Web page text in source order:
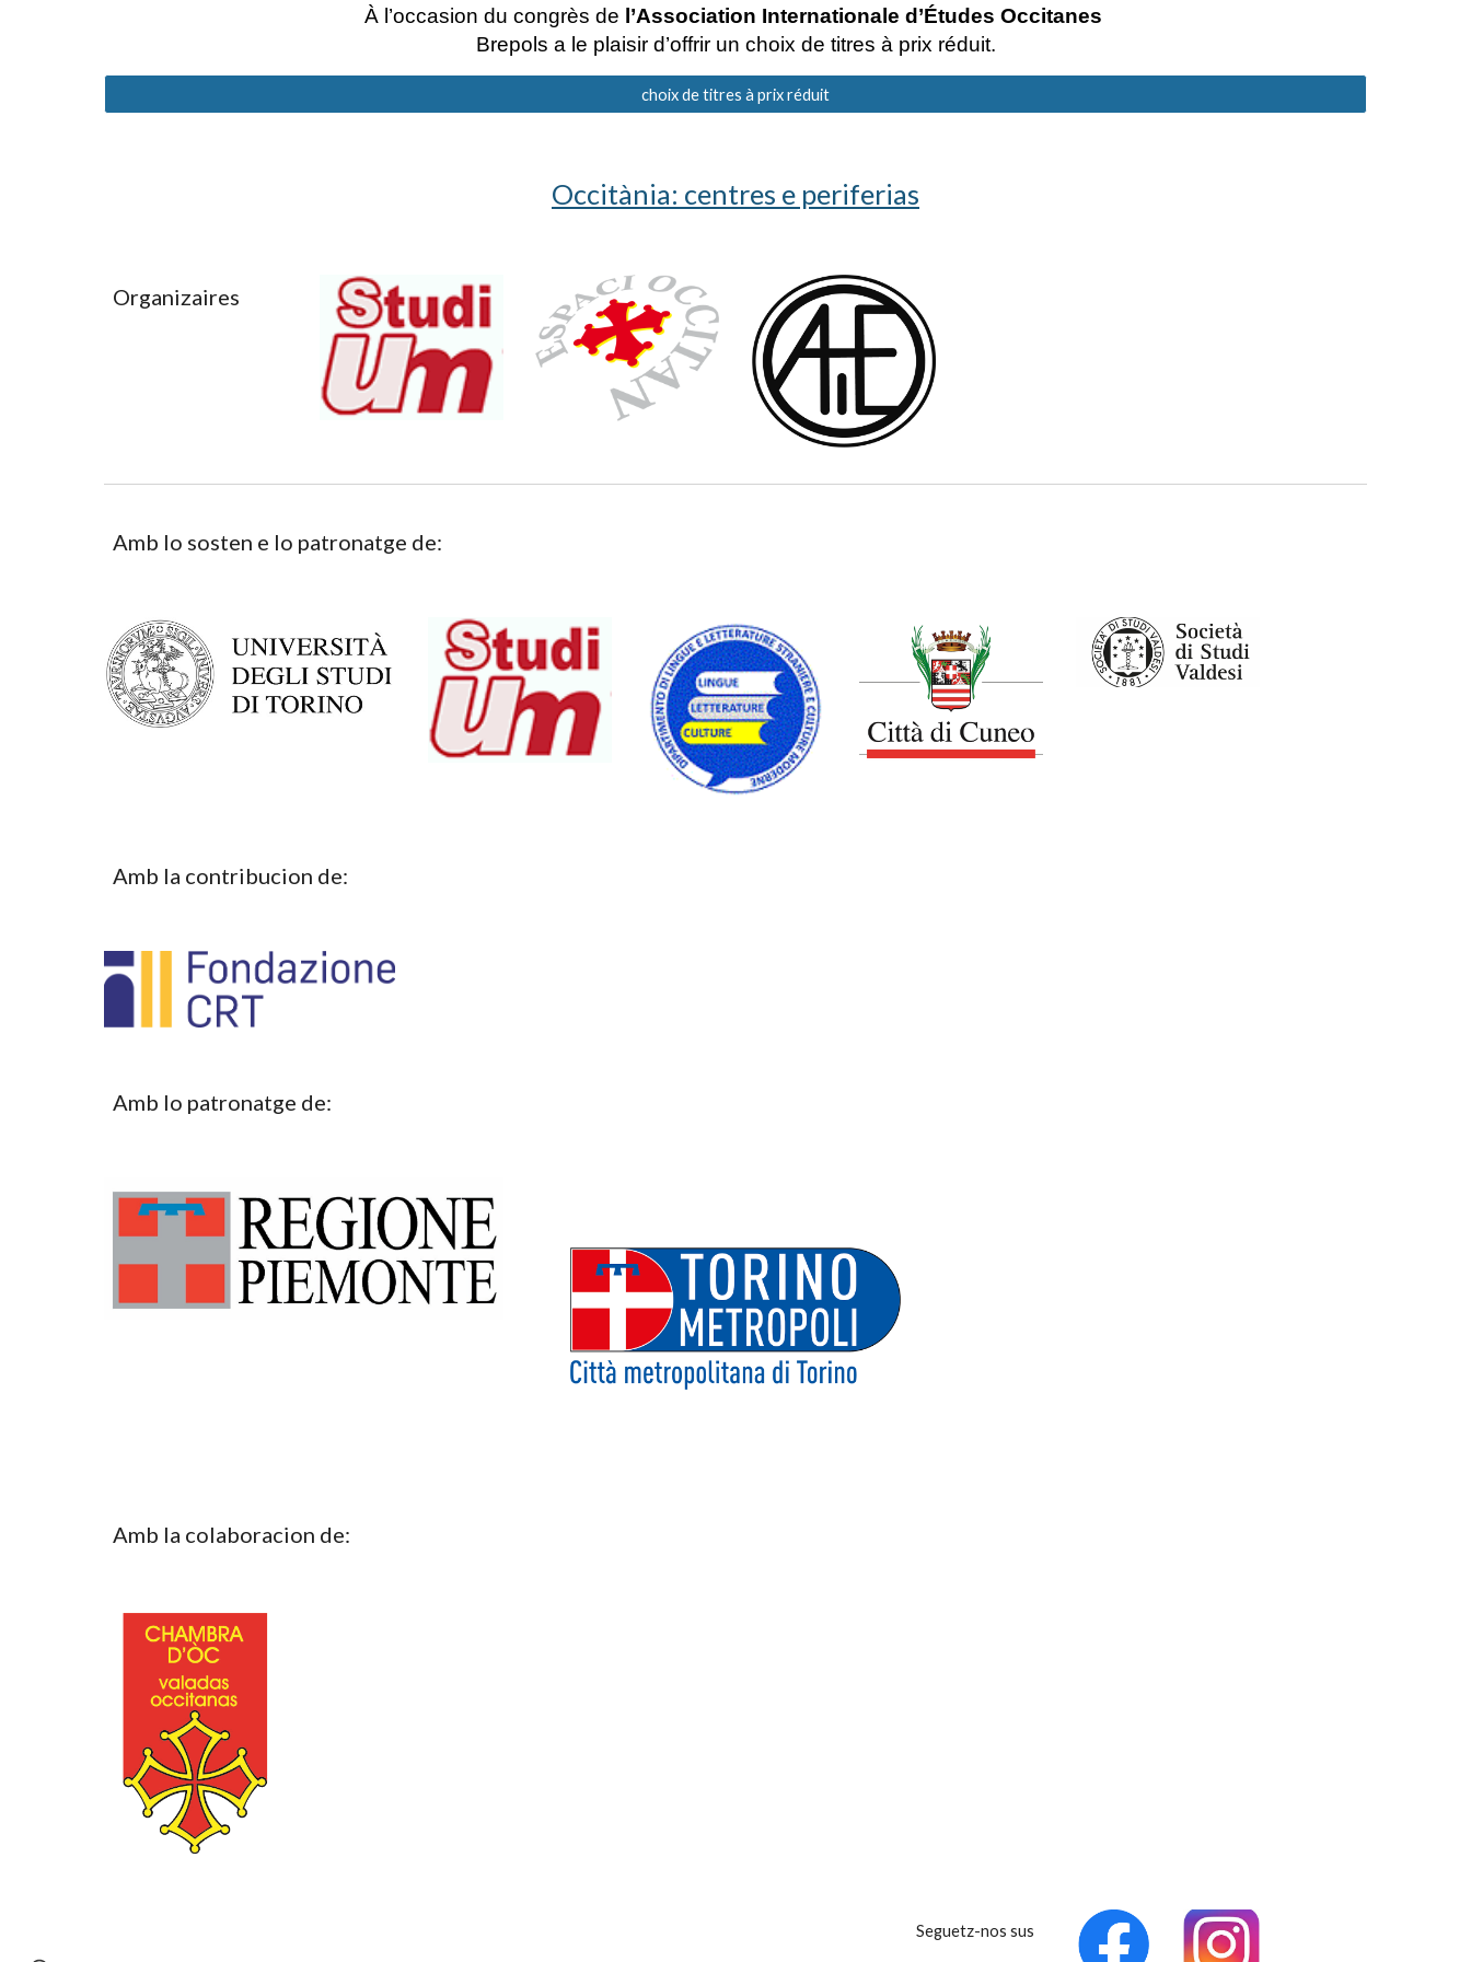
À l’occasion du congrès de l’Association Internationale d’Études Occitanes
Brepols a le plaisir d’offrir un choix de titres à prix réduit.
choix de titres à prix réduit
Occitània: centres e periferias
Organizaires
Amb lo sosten e lo patronatge de:
Amb la contribucion de:
Amb lo patronatge de:
Amb la colaboracion de:
Seguetz-nos sus